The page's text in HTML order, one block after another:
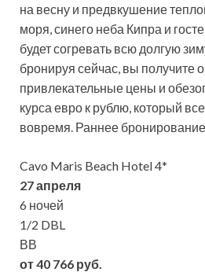
на весну и предвкушение
моря, синего неба Кипра и
будет согревать всю долгую
бронируя сейчас, вы получите
привлекательные цены и
курса евро к рублю, который
вовремя. Раннее бронирование
Cavo Maris Beach Hotel 4*
27 апреля
6 ночей
1/2 DBL
ВВ
от 40 766 руб.